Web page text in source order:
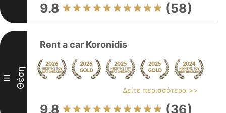
9.8 (58)
III Θέση
Rent a car Koronidis
Δείτε περισσότερα >>
9.8 (36)